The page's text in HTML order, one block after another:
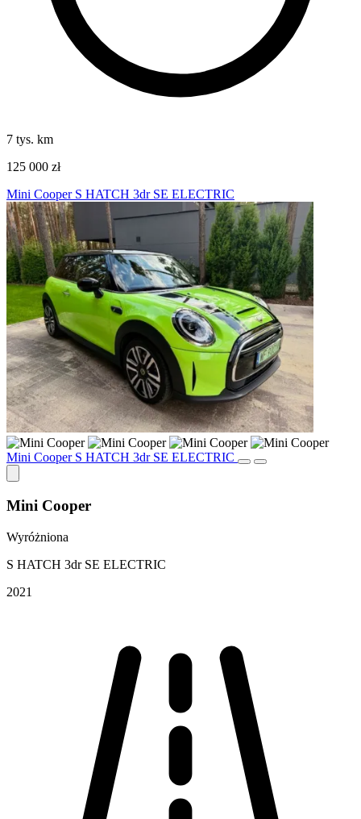
7 tys. km
125 000 zł
Mini Cooper S HATCH 3dr SE ELECTRIC
Mini Cooper S HATCH 3dr SE ELECTRIC
Mini Cooper
Wyróżniona
S HATCH 3dr SE ELECTRIC
2021